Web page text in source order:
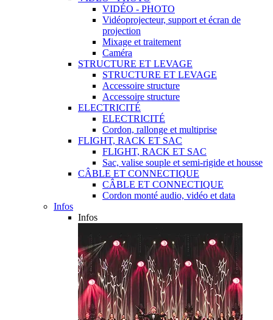
VIDÉO - PHOTO
Vidéoprojecteur, support et écran de
projection
Mixage et traitement
Caméra
STRUCTURE ET LEVAGE
STRUCTURE ET LEVAGE
Accessoire structure
Accessoire structure
ELECTRICITÉ
ELECTRICITÉ
Cordon, rallonge et multiprise
FLIGHT, RACK ET SAC
FLIGHT, RACK ET SAC
Sac, valise souple et semi-rigide et housse
CÂBLE ET CONNECTIQUE
CÂBLE ET CONNECTIQUE
Cordon monté audio, vidéo et data
Infos
Infos